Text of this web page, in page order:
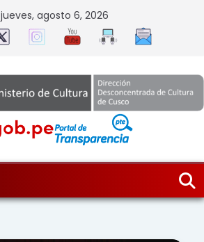
jueves, agosto 6, 2026